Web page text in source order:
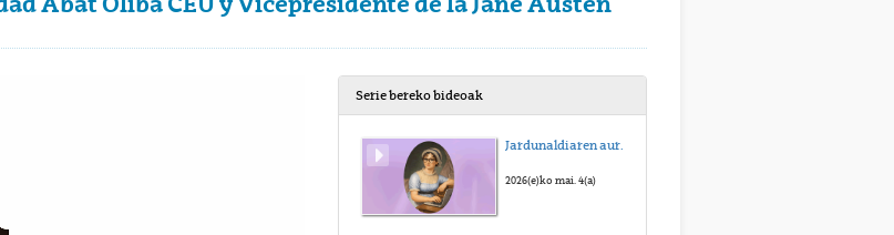
Serie bereko bideoak
Jardunaldiaren aurkezpena
2026(e)ko mai. 4(a)